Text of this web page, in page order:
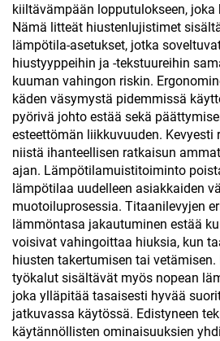
kiiltävämpään lopputulokseen, joka
Nämä litteät hiustenlujistimet
lämpötila-asetukset, jotka
hiustyyppeihin ja -tekstuureihin
kuuman vahingon riskin.
käden väsymystä pidemmissä
pyörivä johto estää sekä
esteettömän liikkuvuuden. Kevyesti
niistä ihanteellisen ratkaisun
ajan. Lämpötilamuistitoiminto
lämpötilaa uudelleen asiakkaiden
muotoiluprosessia. Titaanilevyjen
lämmöntasa jakautuminen estää
voisivat vahingoittaa hiuksia, kun
hiusten takertumisen tai
työkalut sisältävät myös nopean
joka ylläpitää tasaisesti hyvää
jatkuvassa käytössä. Edistyneen
käytännöllisten ominaisuuksien